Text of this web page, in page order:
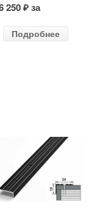
250 ₽ за
Подробнее